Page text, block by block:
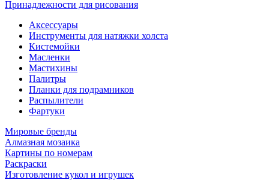
Принадлежности для рисования
Аксессуары
Инструменты для натяжки холста
Кистемойки
Масленки
Мастихины
Палитры
Планки для подрамников
Распылители
Фартуки
Мировые бренды
Алмазная мозаика
Картины по номерам
Раскраски
Изготовление кукол и игрушек